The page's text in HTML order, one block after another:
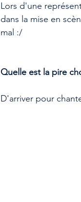
Lors d'une
dans la mise en
mal :/
Quelle est la pire
D'arriver pour